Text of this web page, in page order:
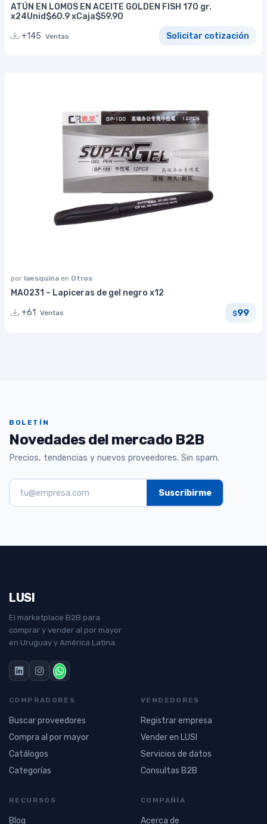
ATÚN EN LOMOS EN ACEITE GOLDEN FISH 170 gr.
x24Unid$60.9 xCaja$59.90
+145 Ventas Solicitar cotización
por laesquina en Otros
MA0231 – Lapiceras de gel negro x12
+61 Ventas $99
BOLETÍN
Novedades del mercado B2B
Precios, tendencias y nuevos proveedores. Sin spam.
LUSI
El marketplace B2B para
comprar y vender al por mayor
en Uruguay y América Latina.
COMPRADORES
Buscar proveedores
Compra al por mayor
Catálogos
Categorías
VENDEDORES
Registrar empresa
Vender en LUSI
Servicios de datos
Consultas B2B
RECURSOS
Blog
COMPAÑÍA
Acerca de